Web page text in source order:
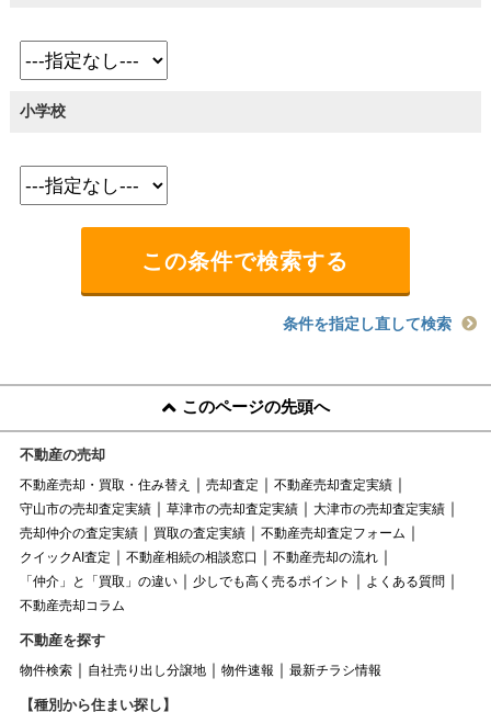
小学校
条件を指定し直して検索
このページの先頭へ
不動産の売却
不動産売却・買取・住み替え 売却査定
不動産売却査定実績
守山市の売却査定実績
草津市の売却査定実績
大津市の売却査定実績
売却仲介の査定実績
買取の査定実績
不動産売却査定フォーム
クイックAI査定
不動産相続の相談窓口
不動産売却の流れ
「仲介」と「買取」の違い
少しでも高く売るポイント
よくある質問
不動産売却コラム
不動産を探す
物件検索 自社売り出し分譲地 物件速報 最新チラシ情報
【種別から住まい探し】